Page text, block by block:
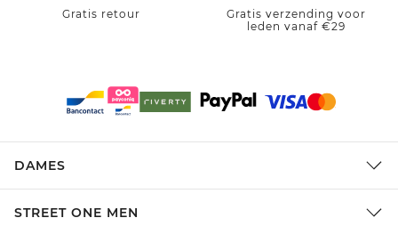
Gratis retour
Gratis verzending voor
leden vanaf €29
DAMES
STREET ONE MEN